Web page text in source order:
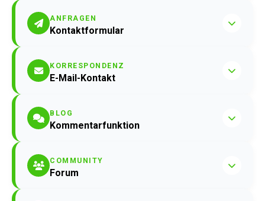
ANFRAGEN
Kontaktformular
KORRESPONDENZ
E-Mail-Kontakt
BLOG
Kommentarfunktion
COMMUNITY
Forum